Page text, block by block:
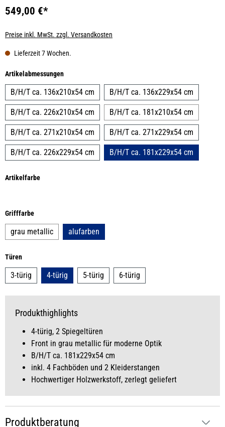
Produkthighlights
4-türig, 2 Spiegeltüren
Front in grau metallic für moderne Optik
B/H/T ca. 181x229x54 cm
inkl. 4 Fachböden und 2 Kleiderstangen
Hochwertiger Holzwerkstoff, zerlegt geliefert
549,00 €*
Preise inkl. MwSt. zzgl. Versandkosten
Lieferzeit 7 Wochen.
Artikelabmessungenauswählen
B/H/T ca. 136x210x54 cm B/H/T ca. 136x229x54 cm
B/H/T ca. 226x210x54 cm B/H/T ca. 181x210x54 cm
B/H/T ca. 271x210x54 cm B/H/T ca. 271x229x54 cm
B/H/T ca. 226x229x54 cm B/H/T ca. 181x229x54 cm
Artikelfarbeauswählen
Grifffarbeauswählen
grau metallic alufarben
Türenauswählen
3-türig 4-türig 5-türig 6-türig
Produktberatung